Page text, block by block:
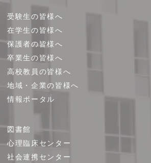
受験生の皆様へ
在学生の皆様へ
保護者の皆様へ
卒業生の皆様へ
高校教員の皆様へ
地域・企業の皆様へ
情報ポータル
図書館
心理臨床センター
社会連携センター